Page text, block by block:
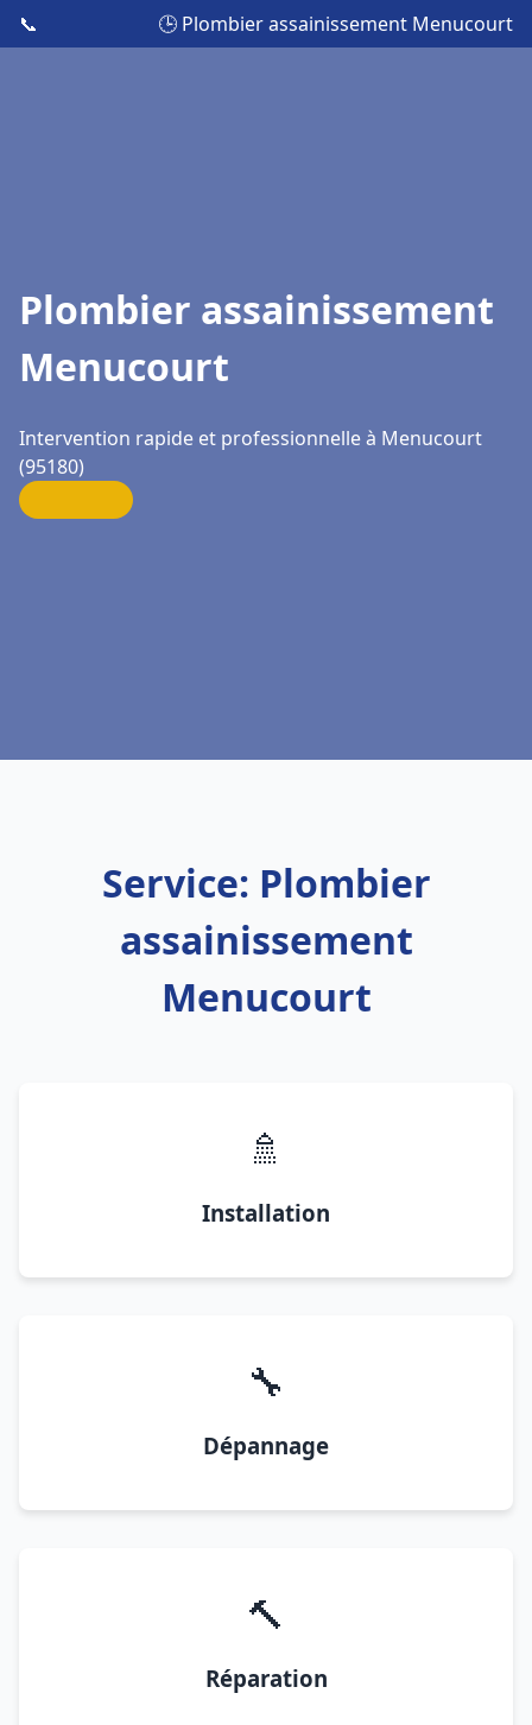
📞 🕒 Plombier assainissement Menucourt
Plombier assainissement
Menucourt
Intervention rapide et professionnelle à Menucourt
(95180)
Service: Plombier
assainissement
Menucourt
🚿
Installation
🔧
Dépannage
🔨
Réparation